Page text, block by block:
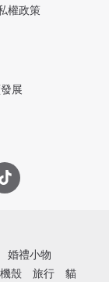
權政策
展
婚禮小物
殼 旅行 貓